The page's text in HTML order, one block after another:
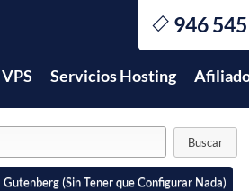
946
Servicios Hosting
(Sin Tener que Configurar Nada)